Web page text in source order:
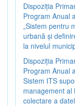
Dispoziția
Program Anual
„Sistem pentru
urbană și
la nivelul
Dispoziția
Program Anual
Sistem ITS
management
colectare a